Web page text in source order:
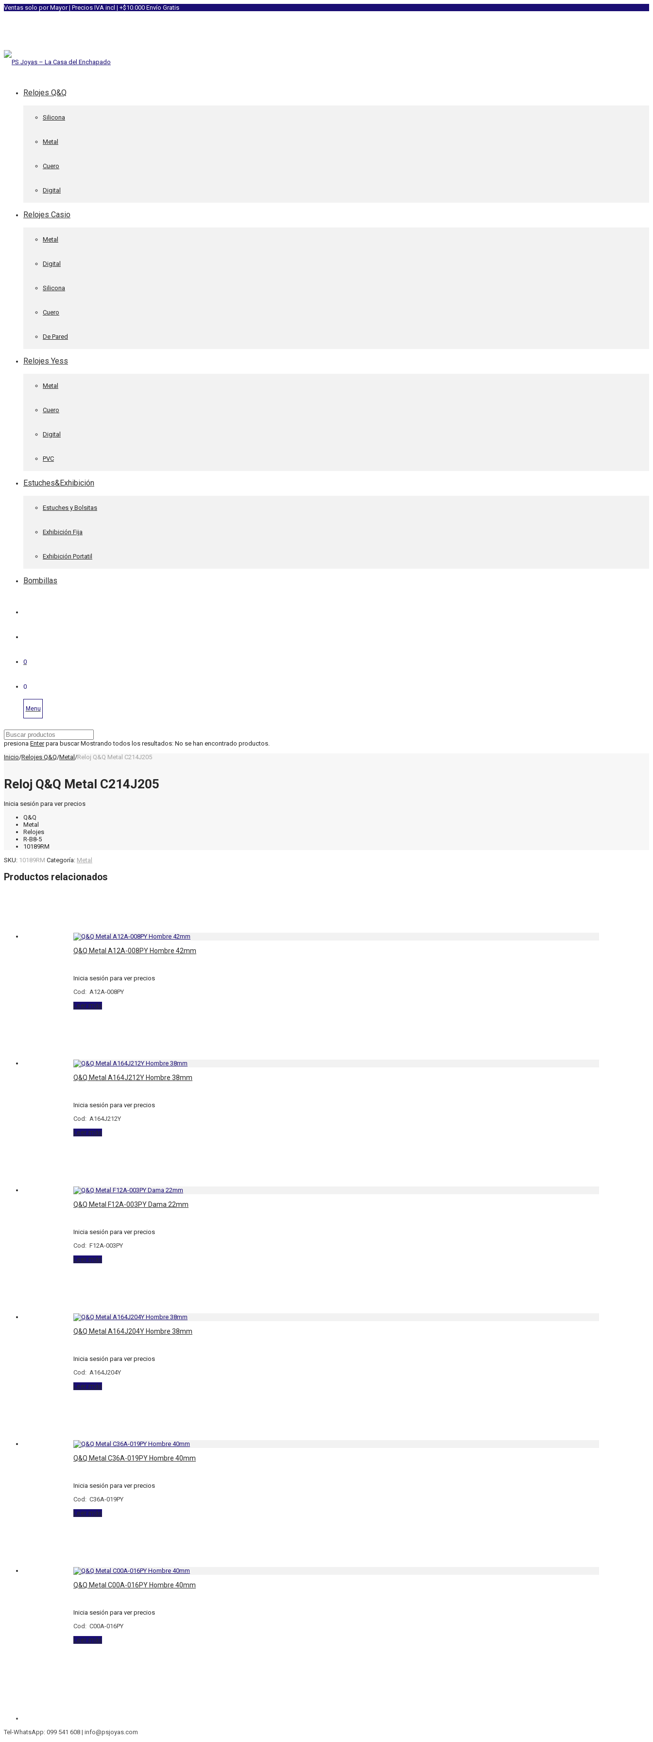
Ventas solo por Mayor | Precios IVA incl | +$10.000 Envío Gratis
Relojes Q&Q
Silicona
Metal
Cuero
Digital
Relojes Casio
Metal
Digital
Silicona
Cuero
De Pared
Relojes Yess
Metal
Cuero
Digital
PVC
Estuches&Exhibición
Estuches y Bolsitas
Exhibición Fija
Exhibición Portatil
Bombillas
0
0
Menu
presiona Enterpara buscar Mostrando todos los resultados: No se han encontrado productos.
Inicio/Relojes Q&Q/Metal /Reloj Q&Q Metal C214J205
Reloj Q&Q Metal C214J205
Inicia sesión para ver precios
Q&Q
Metal
Relojes
R-B8-5
10189RM
SKU: 10189RM Categoría: Metal
Productos relacionados
Q&Q Metal A12A-008PY Hombre 42mm
Inicia sesión para ver precios
Cod: A12A-008PY
Leer más
Q&Q Metal A164J212Y Hombre 38mm
Inicia sesión para ver precios
Cod: A164J212Y
Leer más
Q&Q Metal F12A-003PY Dama 22mm
Inicia sesión para ver precios
Cod: F12A-003PY
Leer más
Q&Q Metal A164J204Y Hombre 38mm
Inicia sesión para ver precios
Cod: A164J204Y
Leer más
Q&Q Metal C36A-019PY Hombre 40mm
Inicia sesión para ver precios
Cod: C36A-019PY
Leer más
Q&Q Metal C00A-016PY Hombre 40mm
Inicia sesión para ver precios
Cod: C00A-016PY
Leer más
Tel-WhatsApp: 099 541 608 | info@psjoyas.com